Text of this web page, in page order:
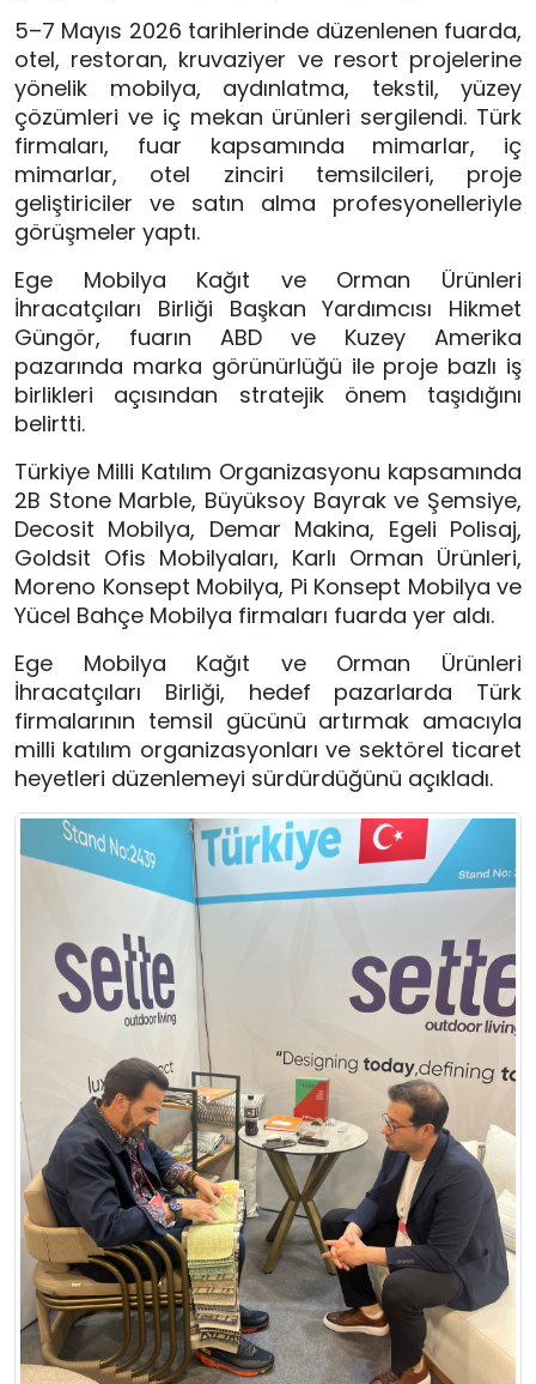
5–7 Mayıs 2026 tarihlerinde düzenlenen fuarda,
otel, restoran, kruvaziyer ve resort projelerine
yönelik mobilya, aydınlatma, tekstil, yüzey
çözümleri ve iç mekan ürünleri sergilendi. Türk
firmaları, fuar kapsamında mimarlar, iç
mimarlar, otel zinciri temsilcileri, proje
geliştiriciler ve satın alma profesyonelleriyle
görüşmeler yaptı.
Ege Mobilya Kağıt ve Orman Ürünleri
İhracatçıları Birliği Başkan Yardımcısı Hikmet
Güngör, fuarın ABD ve Kuzey Amerika
pazarında marka görünürlüğü ile proje bazlı iş
birlikleri açısından stratejik önem taşıdığını
belirtti.
Türkiye Milli Katılım Organizasyonu kapsamında
2B Stone Marble, Büyüksoy Bayrak ve Şemsiye,
Decosit Mobilya, Demar Makina, Egeli Polisaj,
Goldsit Ofis Mobilyaları, Karlı Orman Ürünleri,
Moreno Konsept Mobilya, Pi Konsept Mobilya ve
Yücel Bahçe Mobilya firmaları fuarda yer aldı.
Ege Mobilya Kağıt ve Orman Ürünleri
İhracatçıları Birliği, hedef pazarlarda Türk
firmalarının temsil gücünü artırmak amacıyla
milli katılım organizasyonları ve sektörel ticaret
heyetleri düzenlemeyi sürdürdüğünü açıkladı.